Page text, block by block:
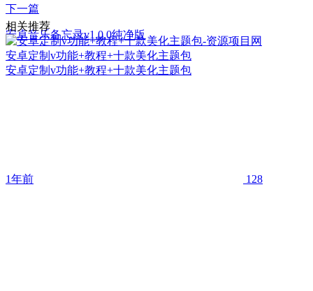
下一篇
安卓音乐备忘录v1.0.0纯净版
相关推荐
安卓定制v功能+教程+十款美化主题包
安卓定制v功能+教程+十款美化主题包
1年前 128